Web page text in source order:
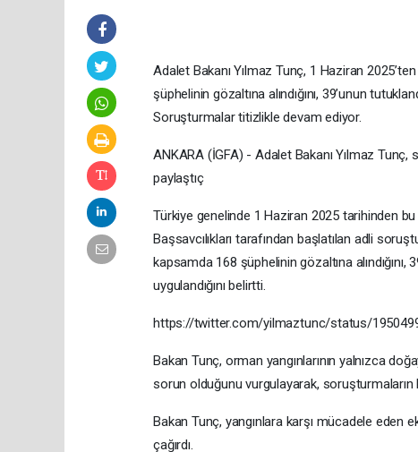
Adalet Bakanı Yılmaz Tunç, 1 Haziran
şüphelinin gözaltına alındığını, 39’unun
Soruşturmalar titizlikle devam ediyor.
ANKARA (İGFA) - Adalet Bakanı Yılmaz Tunç,
paylaştıç
Türkiye genelinde 1 Haziran 2025 tarihinden
Başsavcılıkları tarafından başlatılan adli
kapsamda 168 şüphelinin gözaltına alındığını,
uygulandığını belirtti.
https://twitter.com/yilmaztunc/status/
Bakan Tunç, orman yangınlarının yalnızca
sorun olduğunu vurgulayarak, soruşturmaların
Bakan Tunç, yangınlara karşı mücadele eden
çağırdı.